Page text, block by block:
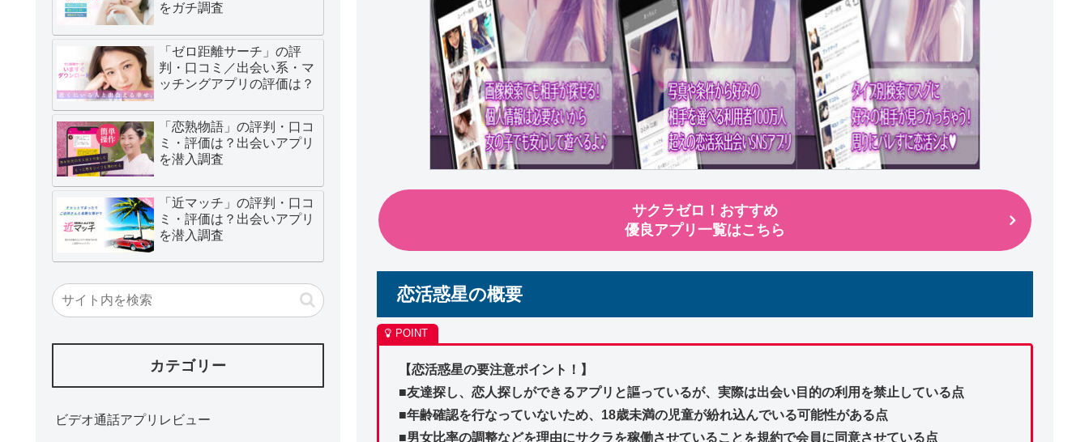
サクラゼロ！おすすめ
優良アプリ一覧はこちら
恋活惑星の概要
【恋活惑星の要注意ポイント！】
■友達探し、恋人探しができるアプリと謳っているが、実際は出会い目的の利用を禁止している点
■年齢確認を行なっていないため、18歳未満の児童が紛れ込んでいる可能性がある点
■男女比率の調整などを理由にサクラを稼働させていることを規約で会員に同意させている点
をガチ調査
「ゼロ距離サーチ」の評
判・口コミ／出会い系・マ
ッチングアプリの評価は？
「恋熟物語」の評判・口コ
ミ・評価は？出会いアプリ
を潜入調査
「近マッチ」の評判・口コ
ミ・評価は？出会いアプリ
を潜入調査
カテゴリー
ビデオ通話アプリレビュー